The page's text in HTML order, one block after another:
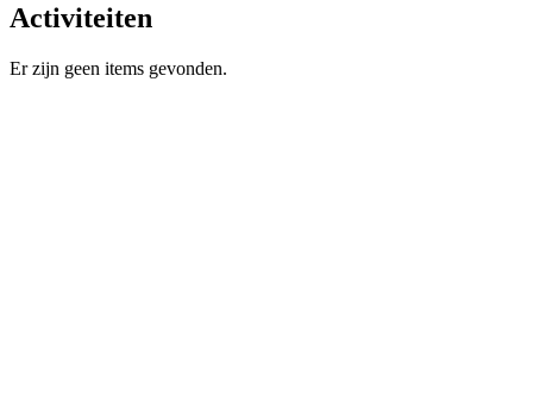
Activiteiten
Er zijn geen items gevonden.